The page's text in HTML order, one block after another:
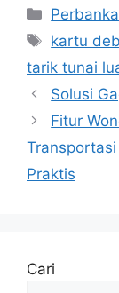
Kategori
Tag
kartu
tarik tunai
Solusi
Fitur
Praktis
Cari